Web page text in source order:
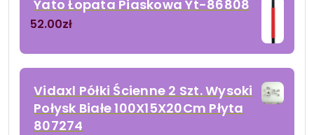
Yato Łopata Piaskowa Yt-86808
52.00zł
Vidaxl Półki Ścienne 2 Szt. Wysoki
Połysk Białe 100X15X20Cm Płyta
807274